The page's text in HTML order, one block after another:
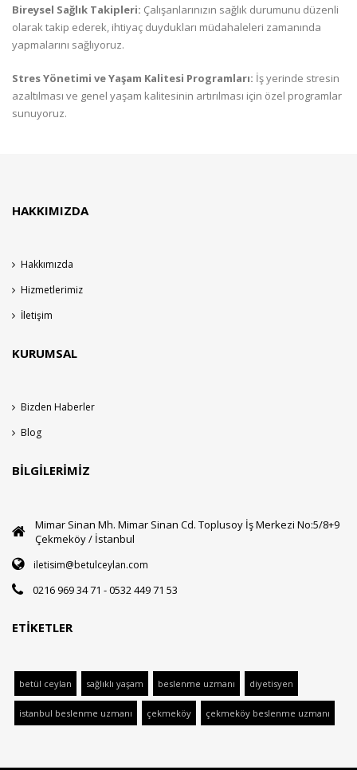
Bireysel Sağlık Takipleri: Çalışanlarınızın sağlık durumunu düzenli
olarak takip ederek, ihtiyaç duydukları müdahaleleri zamanında
yapmalarını sağlıyoruz.
Stres Yönetimi ve Yaşam Kalitesi Programları: İş yerinde stresin
azaltılması ve genel yaşam kalitesinin artırılması için özel programlar
sunuyoruz.
HAKKIMIZDA
Hakkımızda
Hizmetlerimiz
İletişim
KURUMSAL
Bizden Haberler
Blog
BILGILERIMIZ
Mimar Sinan Mh. Mimar Sinan Cd. Toplusoy İş Merkezi No:5/8+9
Çekmeköy / İstanbul
iletisim@betulceylan.com
0216 969 34 71 - 0532 449 71 53
ETIKETLER
betül ceylan sağlıklı yaşam beslenme uzmanı diyetisyen
istanbul beslenme uzmanı çekmeköy çekmeköy beslenme uzmanı